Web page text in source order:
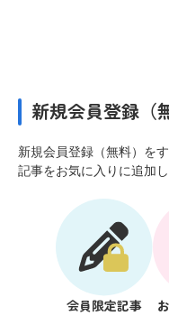
新規会員登録（
新規会員登録（無料）を
記事をお気に入りに追加
会員限定記事